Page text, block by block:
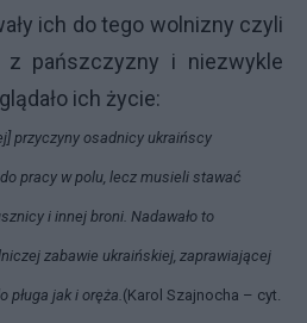
ich do tego wolnizny czyli
z pańszczyzny i niezwykle
ich życie:
przyczyny osadnicy ukraińscy
pracy w polu, lecz musieli stawać
i innej broni. Nadawało to
zabawie ukraińskiej, zaprawiającej
jak i oręża. (Karol Szajnocha – cyt.